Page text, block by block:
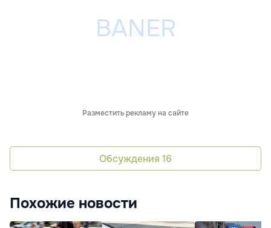
Разместить рекламу на сайте
Обсуждения 16
Похожие новости